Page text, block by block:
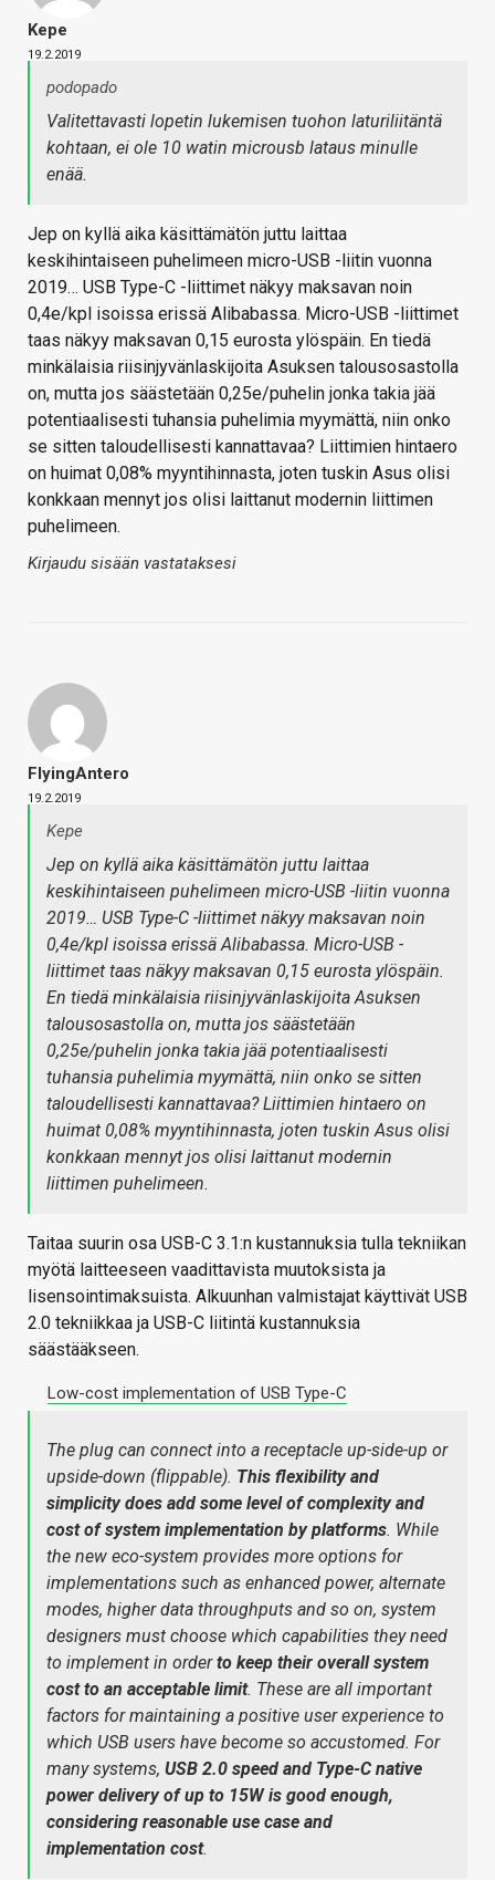
Kepe
19.2.2019
podopado
Valitettavasti lopetin lukemisen tuohon laturiliitäntä
kohtaan, ei ole 10 watin microusb lataus minulle
enää.
Jep on kyllä aika käsittämätön juttu laittaa
keskihintaiseen puhelimeen micro-USB -liitin vuonna
2019… USB Type-C -liittimet näkyy maksavan noin
0,4e/kpl isoissa erissä Alibabassa. Micro-USB -liittimet
taas näkyy maksavan 0,15 eurosta ylöspäin. En tiedä
minkälaisia riisinjyvänlaskijoita Asuksen talousosastolla
on, mutta jos säästetään 0,25e/puhelin jonka takia jää
potentiaalisesti tuhansia puhelimia myymättä, niin onko
se sitten taloudellisesti kannattavaa? Liittimien hintaero
on huimat 0,08% myyntihinnasta, joten tuskin Asus olisi
konkkaan mennyt jos olisi laittanut modernin liittimen
puhelimeen.
Kirjaudu sisään vastataksesi
FlyingAntero
19.2.2019
Kepe
Jep on kyllä aika käsittämätön juttu laittaa
keskihintaiseen puhelimeen micro-USB -liitin vuonna
2019… USB Type-C -liittimet näkyy maksavan noin
0,4e/kpl isoissa erissä Alibabassa. Micro-USB -
liittimet taas näkyy maksavan 0,15 eurosta ylöspäin.
En tiedä minkälaisia riisinjyvänlaskijoita Asuksen
talousosastolla on, mutta jos säästetään
0,25e/puhelin jonka takia jää potentiaalisesti
tuhansia puhelimia myymättä, niin onko se sitten
taloudellisesti kannattavaa? Liittimien hintaero on
huimat 0,08% myyntihinnasta, joten tuskin Asus olisi
konkkaan mennyt jos olisi laittanut modernin
liittimen puhelimeen.
Taitaa suurin osa USB-C 3.1:n kustannuksia tulla tekniikan
myötä laitteeseen vaadittavista muutoksista ja
lisensointimaksuista. Alkuunhan valmistajat käyttivät USB
2.0 tekniikkaa ja USB-C liitintä kustannuksia
säästääkseen.
Low-cost implementation of USB Type-C
The plug can connect into a receptacle up-side-up or
upside-down (flippable). This flexibility and
simplicity does add some level of complexity and
cost of system implementation by platforms. While
the new eco-system provides more options for
implementations such as enhanced power, alternate
modes, higher data throughputs and so on, system
designers must choose which capabilities they need
to implement in orderto keep their overall system
cost to an acceptable limit. These are all important
factors for maintaining a positive user experience to
which USB users have become so accustomed. For
many systems, USB 2.0 speed and Type-C native
power delivery of up to 15W is good enough,
considering reasonable use case and
implementation cost.